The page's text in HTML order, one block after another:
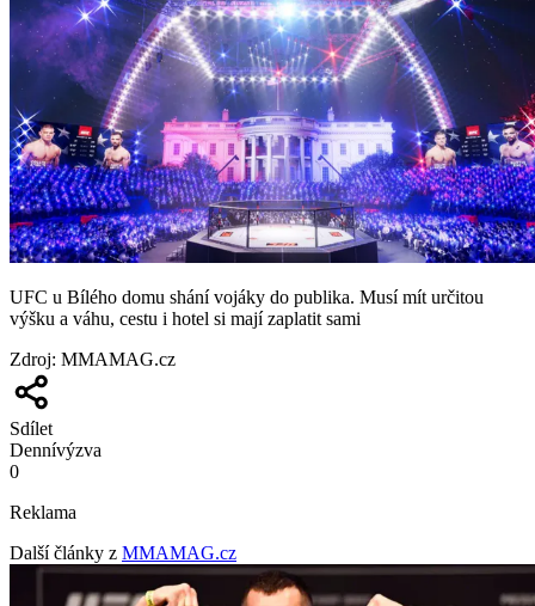
UFC u Bílého domu shání vojáky do publika. Musí mít určitou
výšku a váhu, cestu i hotel si mají zaplatit sami
Zdroj: MMAMAG.cz
Sdílet
Dennívýzva
0
Reklama
Další články z MMAMAG.cz